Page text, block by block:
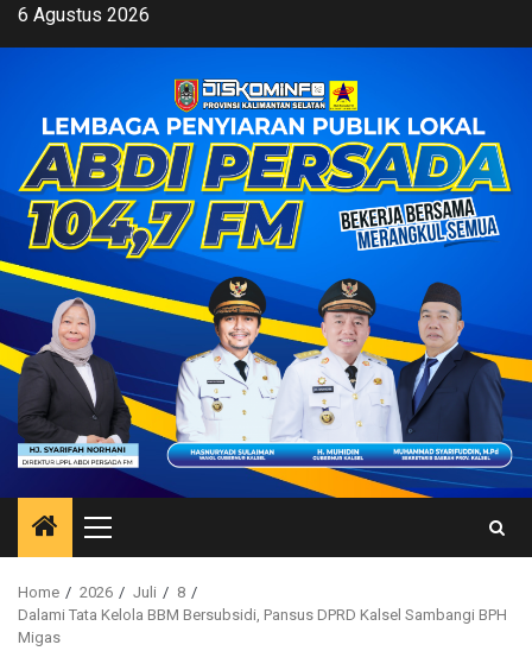
Skip6 Agustus 2026
Primary
Menu
Home 2026 Juli
8
Dalami Tata Kelola BBM Bersubsidi, Pansus DPRD Kalsel Sambangi BPH
Migas